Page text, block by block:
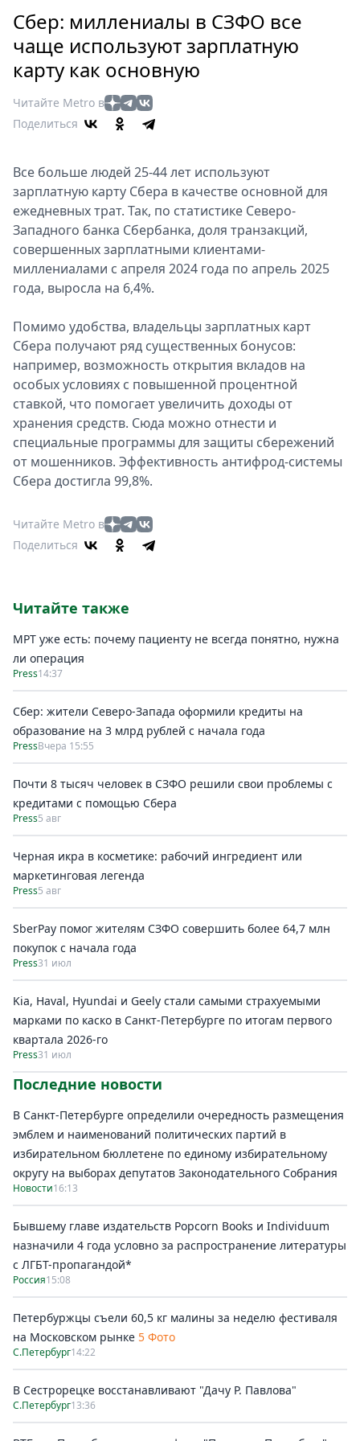
Россия
Мир
Здоровье
Туризм
Мода
Кино
Афиша
Книги
Выставки
Пресс-
релизы
Metro
Стримы
Спецпроекты
Звезды
Выборы
2026
Скачай
Metro
Сбер: миллениалы в СЗФО все
чаще используют зарплатную
карту как основную
Читайте Metro в
Поделиться
Все больше людей 25-44 лет используют
зарплатную карту Сбера в качестве основной для
ежедневных трат. Так, по статистике Северо-
Западного банка Сбербанка, доля транзакций,
совершенных зарплатными клиентами-
миллениалами с апреля 2024 года по апрель 2025
года, выросла на 6,4%.
Помимо удобства, владельцы зарплатных карт
Сбера получают ряд существенных бонусов:
например, возможность открытия вкладов на
особых условиях с повышенной процентной
ставкой, что помогает увеличить доходы от
хранения средств. Сюда можно отнести и
специальные программы для защиты сбережений
от мошенников. Эффективность антифрод-системы
Сбера достигла 99,8%.
Читайте Metro в
Поделиться
Читайте также
МРТ уже есть: почему пациенту не всегда понятно, нужна
ли операция
Press14:37
Сбер: жители Северо-Запада оформили кредиты на
образование на 3 млрд рублей с начала года
PressВчера 15:55
Почти 8 тысяч человек в СЗФО решили свои проблемы с
кредитами с помощью Сбера
Press5 авг
Черная икра в косметике: рабочий ингредиент или
маркетинговая легенда
Press5 авг
SberPay помог жителям СЗФО совершить более 64,7 млн
покупок c начала года
Press31 июл
Kia, Haval, Hyundai и Geely стали самыми страхуемыми
марками по каско в Санкт-Петербурге по итогам первого
квартала 2026-го
Press31 июл
Последние новости
В Санкт-Петербурге определили очередность размещения
эмблем и наименований политических партий в
избирательном бюллетене по единому избирательному
округу на выборах депутатов Законодательного Собрания
Новости16:13
Бывшему главе издательств Popcorn Books и Individuum
назначили 4 года условно за распространение литературы
с ЛГБТ-пропагандой*
Россия15:08
Петербуржцы съели 60,5 кг малины за неделю фестиваля
на Московском рынке 5 Фото
С.Петербург14:22
В Сестрорецке восстанавливают "Дачу Р. Павлова"
С.Петербург13:36